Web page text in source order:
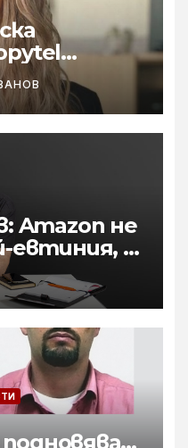
и носи
клика
Amazon не
евтиния, а